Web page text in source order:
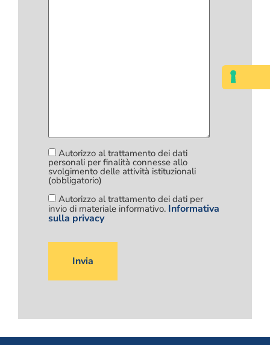
Autorizzo al trattamento dei dati
personali per finalità connesse allo
svolgimento delle attività istituzionali
(obbligatorio)
Autorizzo al trattamento dei dati per
invio di materiale informativo. Informativa
sulla privacy
vuoto